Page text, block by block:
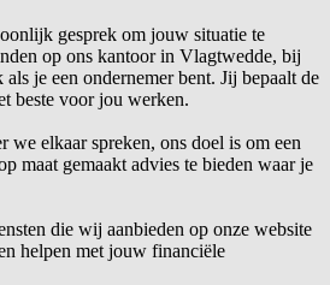
gesprek om jouw situatie te
op ons kantoor in Vlagtwedde, bij
je een ondernemer bent. Jij bepaalt de
beste voor jou werken.
we elkaar spreken, ons doel is om een
maat gemaakt advies te bieden waar je
die wij aanbieden op onze website
helpen met jouw financiële